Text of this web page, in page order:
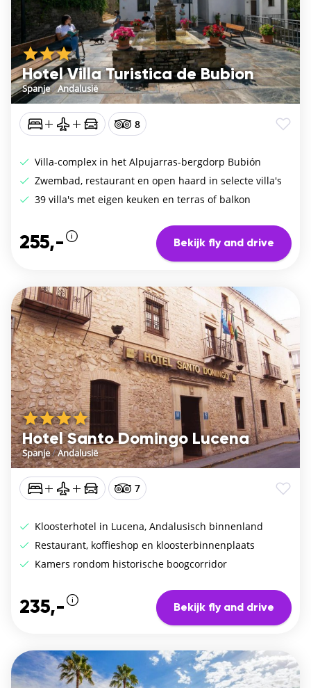
Hotel Villa Turistica de Bubion
Spanje/Andalusië
8
Villa-complex in het Alpujarras-bergdorp Bubión
Zwembad, restaurant en open haard in selecte villa's
39 villa's met eigen keuken en terras of balkon
255,- Bekijk fly and drive
Hotel Santo Domingo Lucena
Spanje/Andalusië
7
Kloosterhotel in Lucena, Andalusisch binnenland
Restaurant, koffieshop en kloosterbinnenplaats
Kamers rondom historische boogcorridor
235,- Bekijk fly and drive